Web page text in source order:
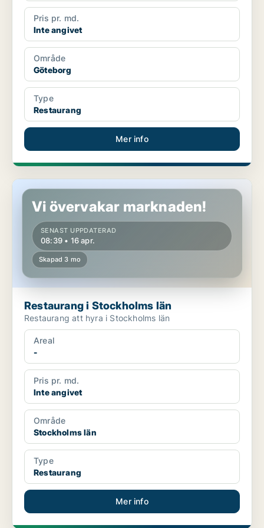
Pris pr. md.
Inte angivet
Område
Göteborg
Type
Restaurang
Mer info
Restaurang i Stockholms län
Vi övervakar marknaden!
SENAST UPPDATERAD
08:39 • 16 apr.
Skapad 3 mo
Restaurang i Stockholms län
Restaurang att hyra i Stockholms län
Areal
-
Pris pr. md.
Inte angivet
Område
Stockholms län
Type
Restaurang
Mer info